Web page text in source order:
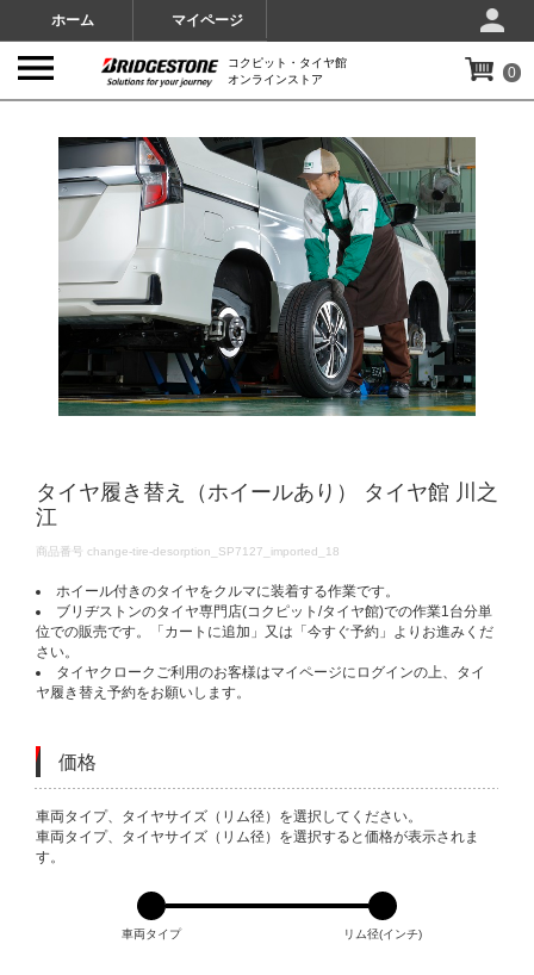
ホーム マイページ
コクピット・タイヤ館
オンラインストア
0
タイヤ履き替え（ホイールあり） タイヤ館 川之
江
DETAILS
商品番号 change-tire-desorption_SP7127_imported_18
ホイール付きのタイヤをクルマに装着する作業です。
ブリヂストンのタイヤ専門店(コクピット/タイヤ館)での作業1台分単
位での販売です。「カートに追加」又は「今すぐ予約」よりお進みくだ
さい。
タイヤクロークご利用のお客様はマイページにログインの上、タイ
ヤ履き替え予約をお願いします。
価格
VARIATIONS
車両タイプ、タイヤサイズ（リム径）を選択してください。
車両タイプ、タイヤサイズ（リム径）を選択すると価格が表示されま
す。
車両タイプ リム径(インチ)